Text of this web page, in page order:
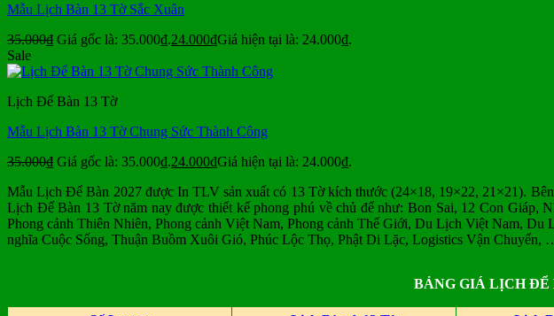
Mẫu Lịch Bàn 13 Tờ Sắc Xuân
35.000₫ Giá gốc là: 35.000₫.24.000₫Giá hiện tại là: 24.000₫.
Sale
Lịch Để Bàn 13 Tờ
Mẫu Lịch Bàn 13 Tờ Chung Sức Thành Công
35.000₫ Giá gốc là: 35.000₫.24.000₫Giá hiện tại là: 24.000₫.
Mẫu Lịch Để Bàn 2027 được In TLV sản xuất có 13 Tờ kích thước (24×18, 19×22, 21×21).
Lịch Để Bàn 13 Tờ năm nay được thiết kế phong phú về chủ để như: Bon Sai, 12 Con
Phong cảnh Thiên Nhiên, Phong cảnh Việt Nam, Phong cảnh Thế Giới, Du Lịch Việt Nam,
nghĩa Cuộc Sống, Thuận Buồm Xuôi Gió, Phúc Lộc Thọ, Phật Di Lặc, Logistics Vận Chuyển,
BẢNG GIÁ LỊCH ĐỂ